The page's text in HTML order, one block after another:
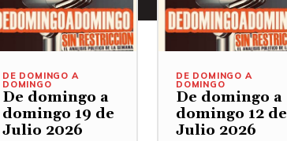
DE DOMINGO A
DOMINGO
De domingo a
domingo 19 de
Julio 2026
DE DOMINGO A
DOMINGO
De domingo a
domingo 12 de
Julio 2026